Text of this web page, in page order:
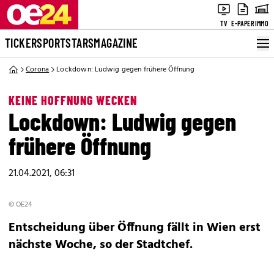
TV E-PAPERIMMO
TICKERSPORTSTARSMAGAZINE
Corona Lockdown: Ludwig gegen frühere Öffnung
KEINE HOFFNUNG WECKEN
Lockdown: Ludwig gegen
frühere Öffnung
21.04.2021, 06:31
© OE24
Entscheidung über Öffnung fällt in Wien erst
nächste Woche, so der Stadtchef.